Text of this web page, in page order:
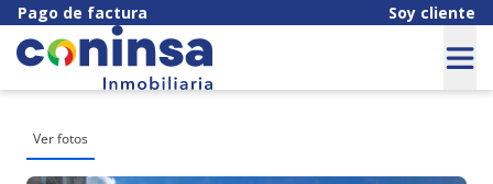
Pago de factura Soy cliente
Ver fotos